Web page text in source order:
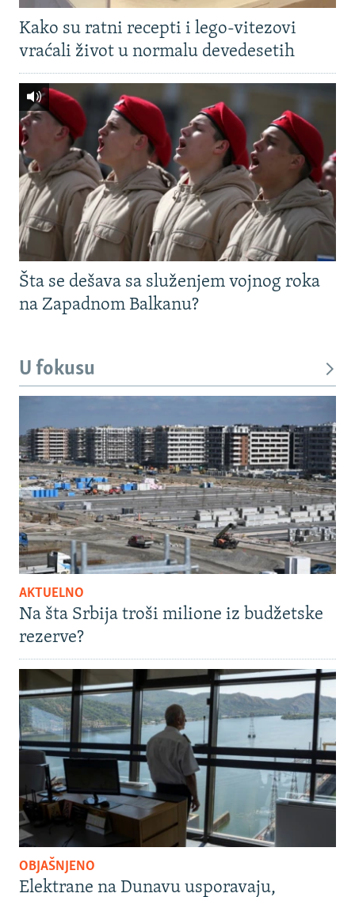
Kako su ratni recepti i lego-vitezovi
vraćali život u normalu devedesetih
Šta se dešava sa služenjem vojnog roka
na Zapadnom Balkanu?
U fokusu
AKTUELNO
Na šta Srbija troši milione iz budžetske
rezerve?
OBJAŠNJENO
Elektrane na Dunavu usporavaju,